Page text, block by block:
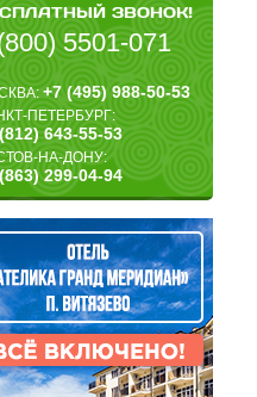
ЗВОНОК!
5501-071
+7 (495) 988-50-53
ПЕТЕРБУРГ:
643-55-53
НА-ДОНУ:
299-04-94